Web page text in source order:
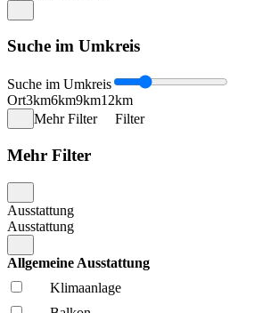
Suche im Umkreis
Suche im Umkreis
Ort3km6km9km12km
Mehr Filter
Filter
Mehr Filter
Ausstattung
Ausstattung
Allgemeine Ausstattung
Klima­anlage